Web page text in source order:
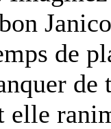
de
elle